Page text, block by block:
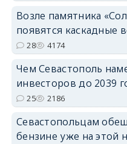
Возле памятника
появятся каскадные
28 4174
Чем Севастополь
инвесторов до 2039
25 2186
Севастопольцам
бензине уже на этой